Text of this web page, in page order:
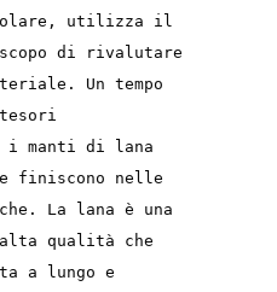
utilizza il
di rivalutare
Un tempo
i manti di lana
finiscono nelle
La lana è una
qualità che
a lungo e